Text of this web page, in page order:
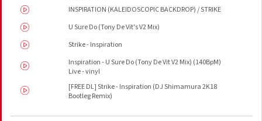
INSPIRATION (KALEIDOSCOPIC BACKDROP) / STRIKE
U Sure Do (Tony De Vit's V2 Mix)
Strike - Inspiration
Inspiration - U Sure Do (Tony De Vit V2 Mix) (140BpM)
Live - vinyl
[FREE DL] Strike - Inspiration (DJ Shimamura 2K18
Bootleg Remix)